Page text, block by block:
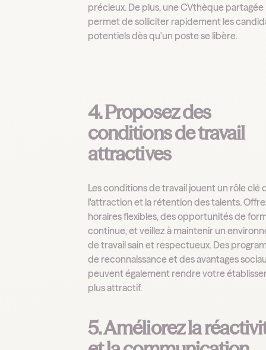
précieux. De plus, une CVthèque partagée
permet de solliciter rapidement les
potentiels dès qu'un poste se libère.
4. Proposez des
conditions de travail
attractives
Les conditions de travail jouent un rôle clé
l'attraction et la rétention des talents.
horaires flexibles, des opportunités de
continue, et veillez à maintenir un
de travail sain et respectueux. Des
de reconnaissance et des avantages
peuvent également rendre votre
plus attractif.
5. Améliorez la